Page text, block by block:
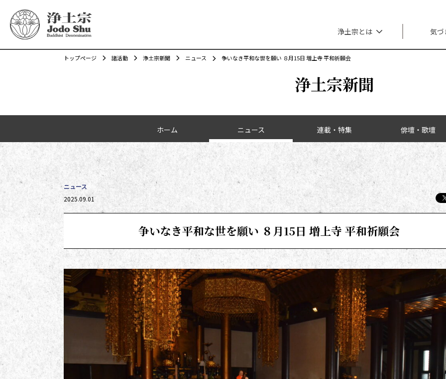
メインナビゲーション
浄土宗とは 気づ
浄土宗新聞
トップページ 諸活動 浄土宗新聞 ニュース 争いなき平和な世を願い ８月15日 増上寺 平和祈願会
ホーム ニュース 連載・特集 俳壇・歌壇
争いなき平和な世を願い ８月15日 増上寺 平和祈願会
ニュース
投稿日時
2025.09.01